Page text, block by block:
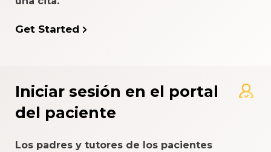
Get Started
Iniciar sesión en el portal
del paciente
Los padres y tutores de los pacientes